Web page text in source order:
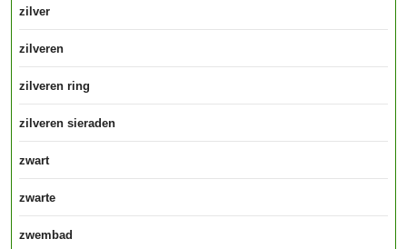
zilver
zilveren
zilveren ring
zilveren sieraden
zwart
zwarte
zwembad